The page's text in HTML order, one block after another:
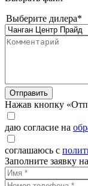
Выберите дилера*
Отправить
Нажав кнопку
даю согласие на
соглашаюсь с
Заполните заявку